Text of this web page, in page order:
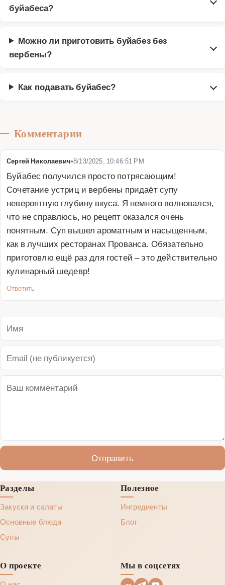
буйабеса?
Можно ли приготовить буйабез без
вербены?
Как подавать буйабес?
Комментарии
Сергей Николаевич•8/13/2025, 10:46:51 PM
Буйабес получился просто потрясающим!
Сочетание устриц и вербены придаёт супу
невероятную глубину вкуса. Я немного волновался,
что не справлюсь, но рецепт оказался очень
понятным. Суп вышел ароматным и насыщенным,
как в лучших ресторанах Прованса. Обязательно
приготовлю ещё раз для гостей – это действительно
кулинарный шедевр!
Ответить
Отправить
Разделы
Закуски и салаты
Основные блюда
Супы
Полезное
Ингредиенты
Блог
О проекте
Мы в соцсетях